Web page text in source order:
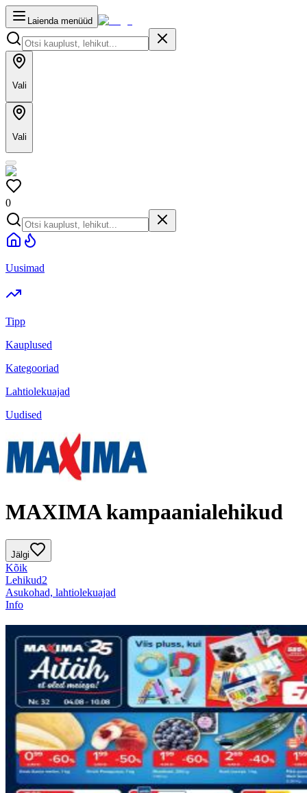
Laienda menüüd
Vali
Vali
0
Uusimad
Tipp
Kauplused
Kategooriad
Lahtiolekuajad
Uudised
MAXIMA kampaanialehikud
Jälgi
Kõik
Lehikud2
Asukohad, lahtiolekuajad
Info